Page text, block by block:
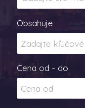
Obsahuje
Cena od - do